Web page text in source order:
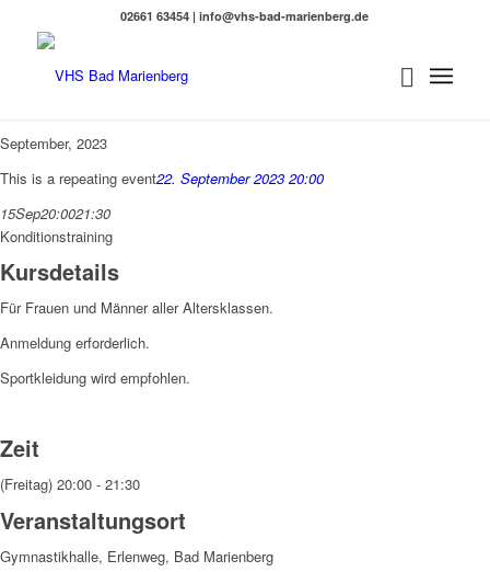
02661 63454 | info@vhs-bad-marienberg.de
September, 2023
This is a repeating event22. September 2023 20:00
15Sep20:0021:30
Konditionstraining
Kursdetails
Für Frauen und Männer aller Altersklassen.
Anmeldung erforderlich.
Sportkleidung wird empfohlen.
Zeit
(Freitag) 20:00 - 21:30
Veranstaltungsort
Gymnastikhalle, Erlenweg, Bad Marienberg